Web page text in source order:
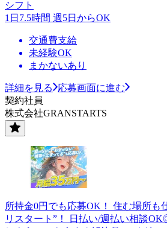
シフト
1日7.5時間 週5日からOK
交通費支給
未経験OK
まかないあり
詳細を見る
応募画面に進む
契約社員
株式会社GRANSTARTS
所持金0円でも応募OK！ 住む場所も
リスタート”！ 日払い/週払い相談